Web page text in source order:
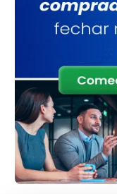
Agilidade no
entre os
Segurança
relacionados
pesadas.
Durabilidade:
garantindo longa
Design compacto:
cozinhas com
Facilidade de
funcionário pode
Baixa
manutenção,